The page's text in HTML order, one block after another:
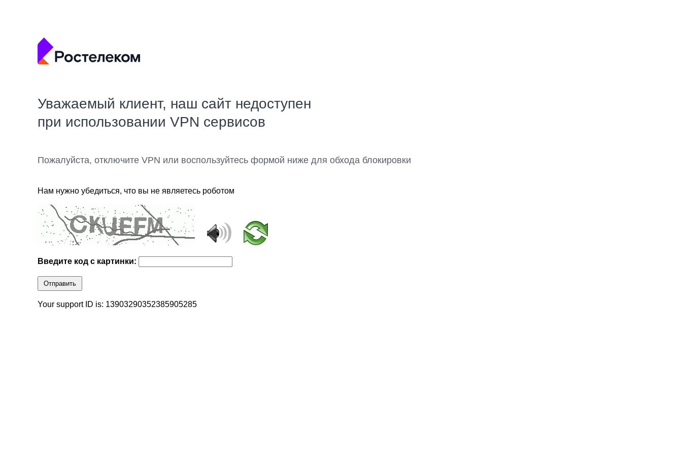
Уважаемый клиент, наш сайт недоступен
при использовании VPN сервисов
Пожалуйста, отключите VPN или воспользуйтесь формой ниже для обхода блокировки
Нам нужно убедиться, что вы не являетесь роботом
Введите код с картинки:
Отправить
Your support ID is: 13903290352385905285